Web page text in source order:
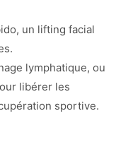
un lifting facial
lymphatique, ou
libérer les
sportive.